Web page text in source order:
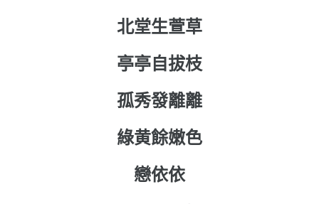
北堂生萱草
亭亭自拔枝
孤秀發離離
綠黄餘嫩色
戀依依